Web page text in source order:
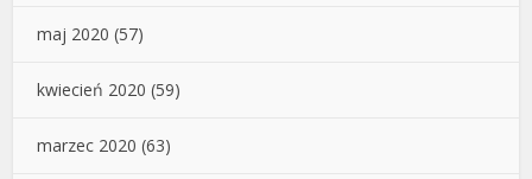
maj 2020 (57)
kwiecień 2020 (59)
marzec 2020 (63)